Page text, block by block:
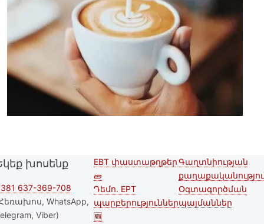
խոսենք
637-369-708
WhatsApp,
Viber)
Second
footer
menu
EBT փաստաթղթեր
🧱
Դեմո. EPT
պարբերություններ
🆕
Footer menu
Գաղտնիության
Օգտագործման
պայմաններ